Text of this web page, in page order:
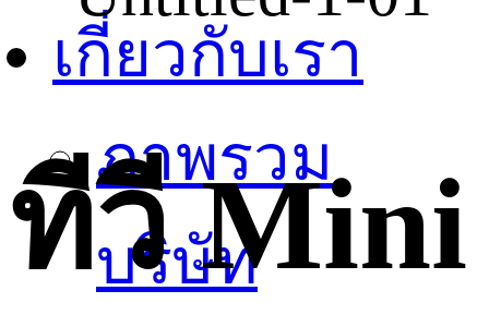
เกี่ยวกับเรา
ภาพรวม
บริษัท
ทีวี Mini